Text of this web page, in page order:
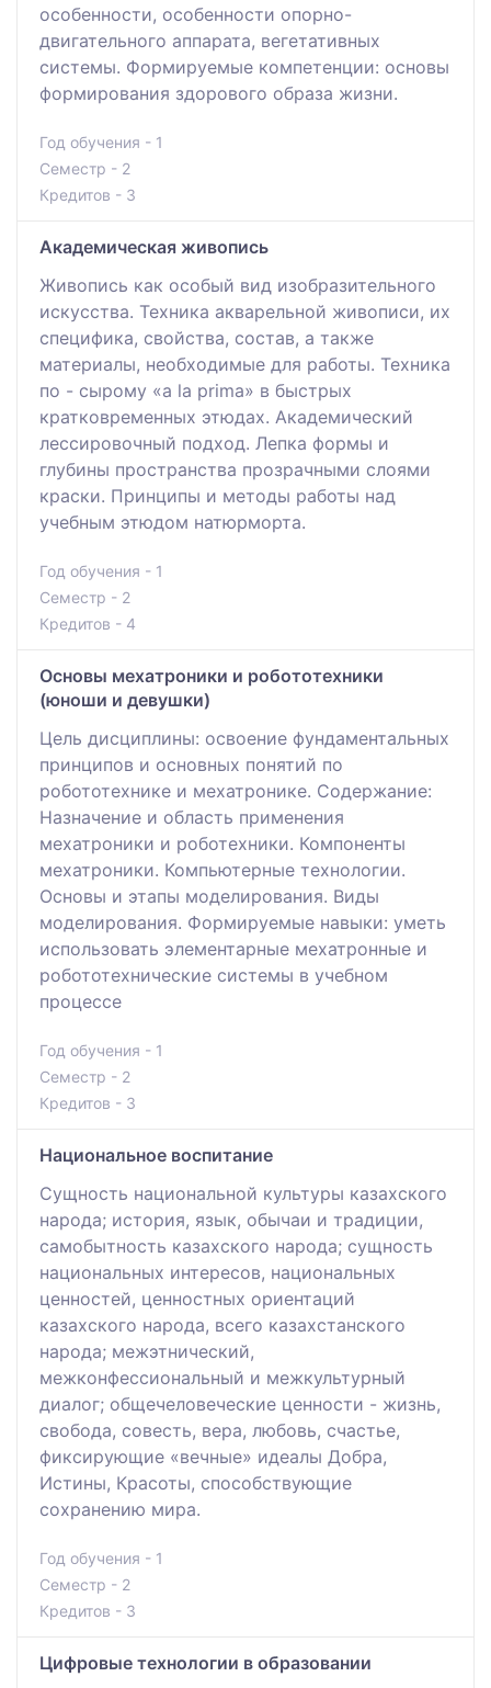
особенности, особенности опорно-
двигательного аппарата, вегетативных
системы. Формируемые компетенции: основы
формирования здорового образа жизни.
Год обучения - 1
Семестр - 2
Кредитов - 3
Академическая живопись
Живопись как особый вид изобразительного
искусства. Техника акварельной живописи, их
специфика, свойства, состав, а также
материалы, необходимые для работы. Техника
по - сырому «a la prima» в быстрых
кратковременных этюдах. Академический
лессировочный подход. Лепка формы и
глубины пространства прозрачными слоями
краски. Принципы и методы работы над
учебным этюдом натюрморта.
Год обучения - 1
Семестр - 2
Кредитов - 4
Основы мехатроники и робототехники
(юноши и девушки)
Цель дисциплины: освоение фундаментальных
принципов и основных понятий по
робототехнике и мехатронике. Содержание:
Назначение и область применения
мехатроники и роботехники. Компоненты
мехатроники. Компьютерные технологии.
Основы и этапы моделирования. Виды
моделирования. Формируемые навыки: уметь
использовать элементарные мехатронные и
робототехнические системы в учебном
процессе
Год обучения - 1
Семестр - 2
Кредитов - 3
Национальное воспитание
Сущность национальной культуры казахского
народа; история, язык, обычаи и традиции,
самобытность казахского народа; сущность
национальных интересов, национальных
ценностей, ценностных ориентаций
казахского народа, всего казахстанского
народа; межэтнический,
межконфессиональный и межкультурный
диалог; общечеловеческие ценности - жизнь,
свобода, совесть, вера, любовь, счастье,
фиксирующие «вечные» идеалы Добра,
Истины, Красоты, способствующие
сохранению мира.
Год обучения - 1
Семестр - 2
Кредитов - 3
Цифровые технологии в образовании